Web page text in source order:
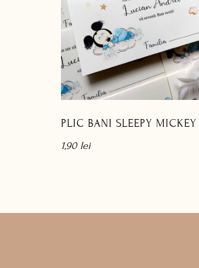
PLIC BANI SLEEPY MICKEY
1,90 lei